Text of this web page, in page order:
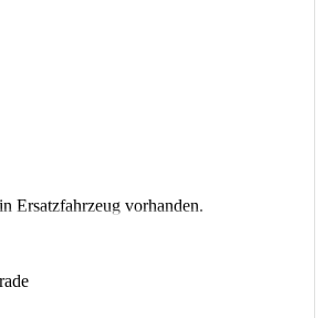
Ersatzfahrzeug vorhanden.